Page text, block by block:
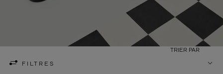
FILTRES
TRIER PAR